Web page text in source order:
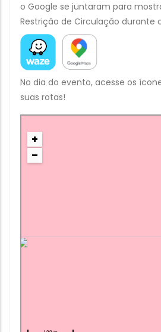
o Google se juntaram para
Restrição de Circulação durante
No dia do evento, acesse os
suas rotas!